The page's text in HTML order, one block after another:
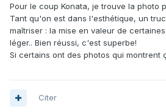
Pour le coup Konata, je trouve la photo
Tant qu'on est dans l'esthétique, un
maîtriser : la mise en valeur de
léger.. Bien réussi, c'est superbe!
Si certains ont des photos qui montrent
Citer